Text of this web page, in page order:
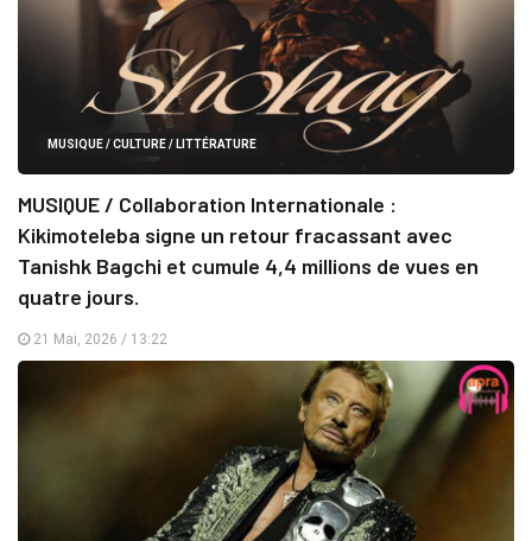
MUSIQUE / CULTURE / LITTÉRATURE
MUSIQUE / Collaboration Internationale :
Kikimoteleba signe un retour fracassant avec
Tanishk Bagchi et cumule 4,4 millions de vues en
quatre jours.
21 Mai, 2026 / 13:22